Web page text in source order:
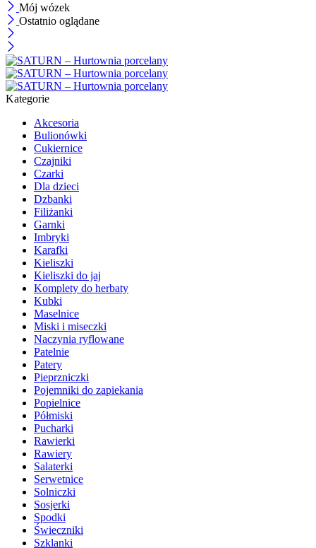
Mój wózek
Ostatnio oglądane
Kategorie
Akcesoria
Bulionówki
Cukiernice
Czajniki
Czarki
Dla dzieci
Dzbanki
Filiżanki
Garnki
Imbryki
Karafki
Kieliszki
Kieliszki do jaj
Komplety do herbaty
Kubki
Maselnice
Miski i miseczki
Naczynia ryflowane
Patelnie
Patery
Pieprzniczki
Pojemniki do zapiekania
Popielnice
Półmiski
Pucharki
Rawierki
Rawiery
Salaterki
Serwetnice
Solniczki
Sosjerki
Spodki
Świeczniki
Szklanki